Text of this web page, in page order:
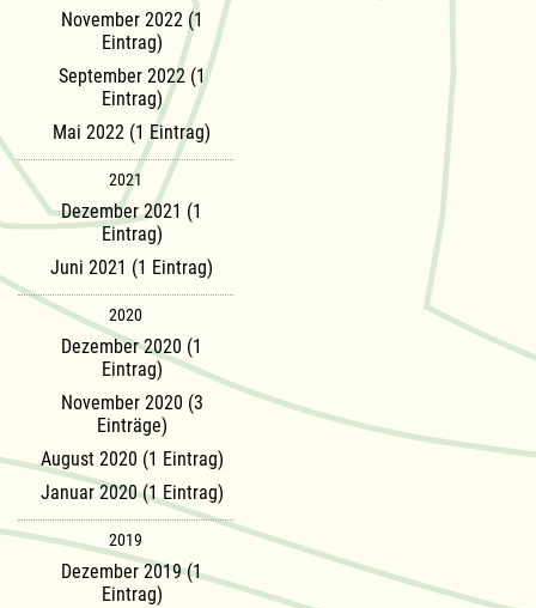
November 2022 (1
Eintrag)
September 2022 (1
Eintrag)
Mai 2022 (1 Eintrag)
2021
Dezember 2021 (1
Eintrag)
Juni 2021 (1 Eintrag)
2020
Dezember 2020 (1
Eintrag)
November 2020 (3
Einträge)
August 2020 (1 Eintrag)
Januar 2020 (1 Eintrag)
2019
Dezember 2019 (1
Eintrag)